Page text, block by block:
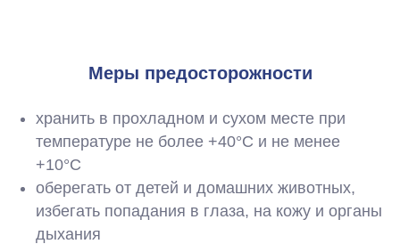
Меры предосторожности
хранить в прохладном и сухом месте при
температуре не более +40°С и не менее
+10°С
оберегать от детей и домашних животных,
избегать попадания в глаза, на кожу и органы
дыхания